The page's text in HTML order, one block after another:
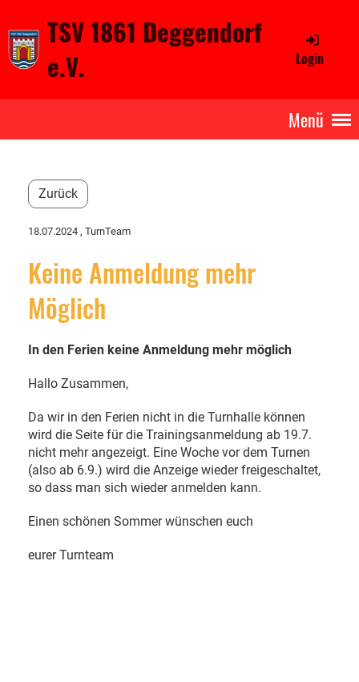
TSV 1861 Deggendorf
e.V.
Login
Menü
Zurück
18.07.2024 , TurnTeam
Keine Anmeldung mehr
Möglich
In den Ferien keine Anmeldung mehr möglich
Hallo Zusammen,
Da wir in den Ferien nicht in die Turnhalle können
wird die Seite für die Trainingsanmeldung ab 19.7.
nicht mehr angezeigt. Eine Woche vor dem Turnen
(also ab 6.9.) wird die Anzeige wieder freigeschaltet,
so dass man sich wieder anmelden kann.
Einen schönen Sommer wünschen euch
eurer Turnteam